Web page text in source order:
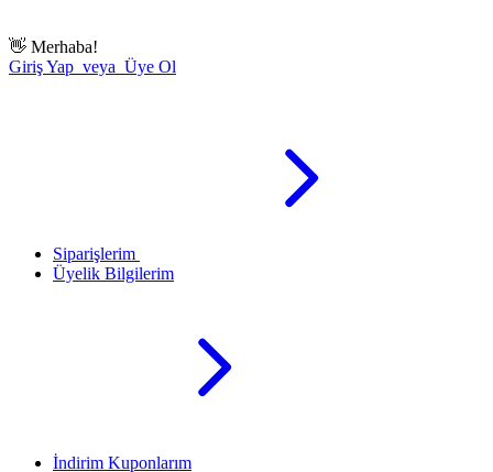
👋 Merhaba!
Giriş Yap veya Üye Ol
Siparişlerim
Üyelik Bilgilerim
İndirim Kuponlarım